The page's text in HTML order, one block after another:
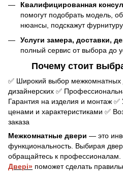
Квалифицированная
помогут подобрать модель,
нюансы, подскажут фурнитуру
Услуги замера, доставки,
полный сервис от выбора до
Почему стоит
✅ Широкий выбор
дизайнерских ✅
Гарантия на изделия и монтаж
ценами и характеристиками ✅
заказа
Межкомнатные двери — это
функциональность. Выбирая
обращайтесь к профессионалам.
Двері» поможет сделать